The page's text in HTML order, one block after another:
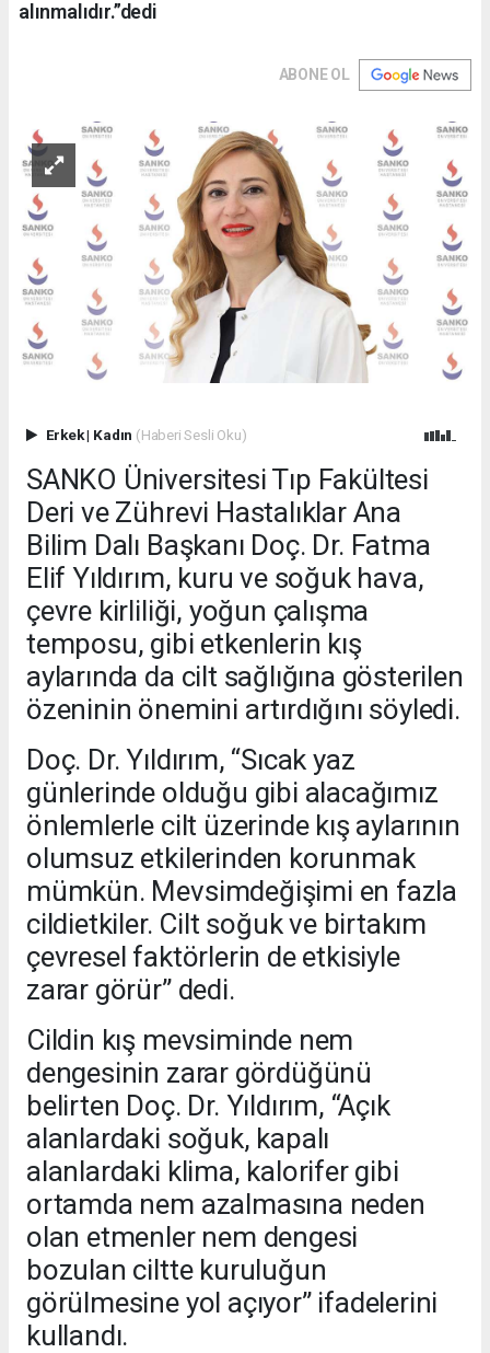
alınmalıdır.”dedi
ABONE OL
Erkek| Kadın (Haberi Sesli Oku)
SANKO Üniversitesi Tıp Fakültesi
Deri ve Zührevi Hastalıklar Ana
Bilim Dalı Başkanı Doç. Dr. Fatma
Elif Yıldırım, kuru ve soğuk hava,
çevre kirliliği, yoğun çalışma
temposu, gibi etkenlerin kış
aylarında da cilt sağlığına gösterilen
özeninin önemini artırdığını söyledi.
Doç. Dr. Yıldırım, “Sıcak yaz
günlerinde olduğu gibi alacağımız
önlemlerle cilt üzerinde kış aylarının
olumsuz etkilerinden korunmak
mümkün. Mevsimdeğişimi en fazla
cildietkiler. Cilt soğuk ve birtakım
çevresel faktörlerin de etkisiyle
zarar görür” dedi.
Cildin kış mevsiminde nem
dengesinin zarar gördüğünü
belirten Doç. Dr. Yıldırım, “Açık
alanlardaki soğuk, kapalı
alanlardaki klima, kalorifer gibi
ortamda nem azalmasına neden
olan etmenler nem dengesi
bozulan ciltte kuruluğun
görülmesine yol açıyor” ifadelerini
kullandı.